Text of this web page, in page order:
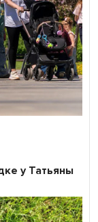
у Татьяны